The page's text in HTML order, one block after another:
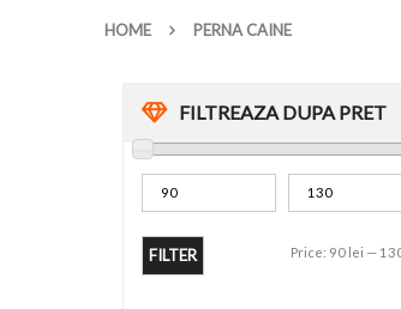
HOME PERNA CAINE
FILTREAZA DUPA PRET
FILTER Price: 90 lei —